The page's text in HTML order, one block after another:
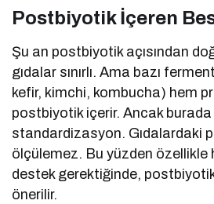
Postbiyotik İçeren
Şu an postbiyotik açısından
gıdalar sınırlı. Ama bazı
kefir, kimchi, kombucha) hem
postbiyotik içerir. Ancak
standardizasyon. Gıdalardaki
ölçülemez. Bu yüzden özellikle
destek gerektiğinde,
önerilir.